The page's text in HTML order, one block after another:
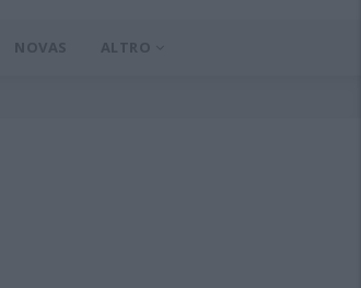
NOVAS ALTRO